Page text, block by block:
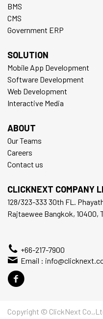
BMS
CMS
Government ERP
SOLUTION
Mobile App Development
Software Development
Web Development
Interactive Media
ABOUT
Our Teams
Careers
Contact us
CLICKNEXT COMPANY
128/323-333 30th FL.
Rajtaewee Bangkok, 10400,
+66-217-7900
Email :
Copyright © ClickNext